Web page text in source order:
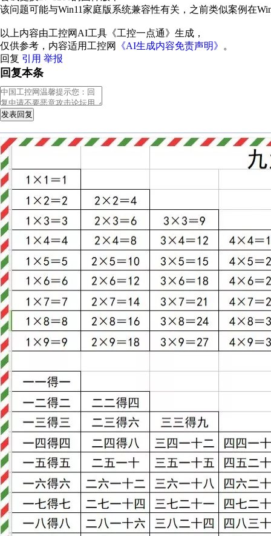
该问题可能与Win11家庭版系统兼容性有关，之前类似案例在
以上内容由工控网AI工具《工控一点通》生成，
仅供参考，内容适用工控网
《AI生成内容免责声明》
。
回复 引用 举报
回复本条
发表回复